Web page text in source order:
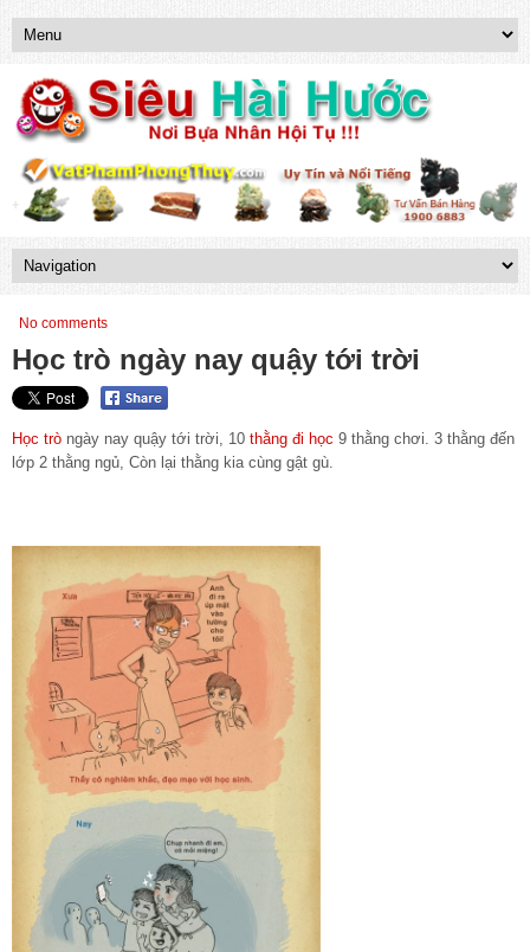
No comments
Học trò ngày nay quậy tới trời
Học trò ngày nay quậy tới trời, 10 thằng đi học 9 thằng chơi. 3 thằng đến
lớp 2 thằng ngủ, Còn lại thằng kia cùng gật gù.